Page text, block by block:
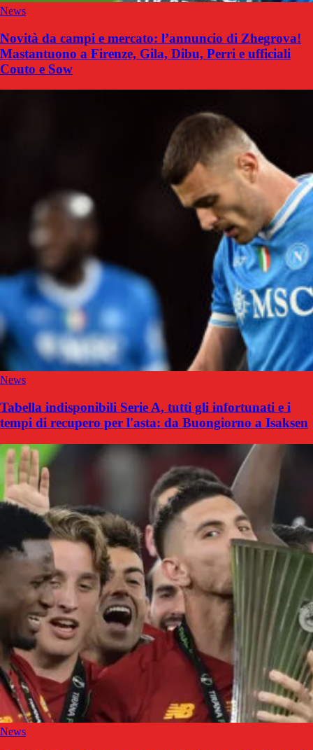
News
Novità da campi e mercato: l’annuncio di Zhegrova!
Mastantuono a Firenze, Gila, Dibu, Perri e ufficiali
Couto e Sow
News
Tabella indisponibili Serie A, tutti gli infortunati e i
tempi di recupero per l'asta: da Buongiorno a Isaksen
News